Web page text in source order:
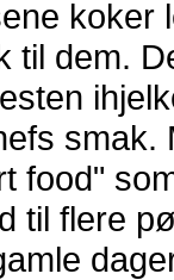
koker
til dem.
smak.
food"
til flere